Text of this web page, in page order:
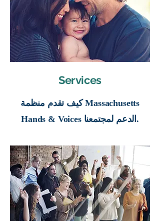
Services
كيف تقدم منظمة Massachusetts
Hands & Voices الدعم لمجتمعنا.